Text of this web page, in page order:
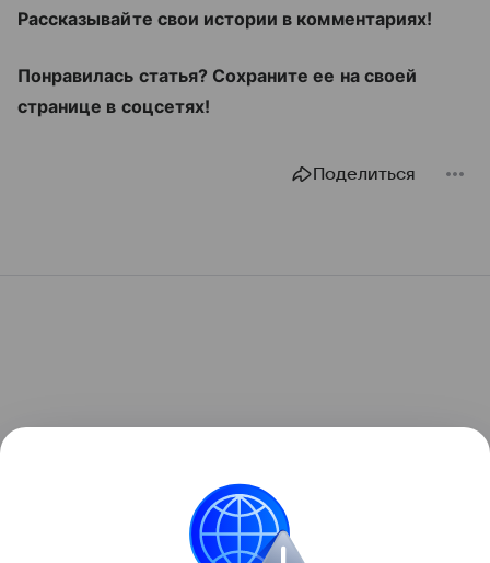
Рассказывайте свои истории в комментариях!
Понравилась статья? Сохраните ее на своей
странице в соцсетях!
Поделиться